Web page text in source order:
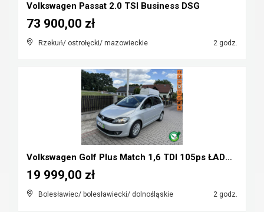
Volkswagen Passat 2.0 TSI Business DSG
Rzekuń/ ostrołęcki/ mazowieckie 2 godz.
73 900,00 zł
Volkswagen Golf Plus Match 1,6 TDI 105ps ŁADNY op...
Bolesławiec/ bolesławiecki/ dolnośląskie 2 godz.
19 999,00 zł